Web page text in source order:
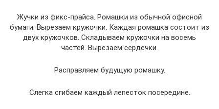
Жучки из фикс-прайса. Ромашки из обычной офисной
бумаги. Вырезаем кружочки. Каждая ромашка состоит из
двух кружочков. Складываем кружочки на восемь
частей. Вырезаем сердечки.
Расправляем будущую ромашку.
Слегка сгибаем каждый лепесток посередине.